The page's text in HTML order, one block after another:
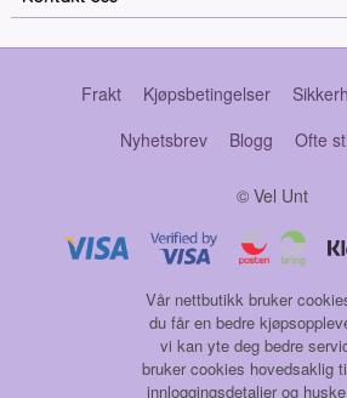
Frakt Kjøpsbetingelser
Nyhetsbrev
Blogg Ofte
© Vel Unt
Vår nettbutikk bruker
du får en bedre
vi kan yte deg bedre
bruker cookies hovedsaklig
innloggingsdetaljer og